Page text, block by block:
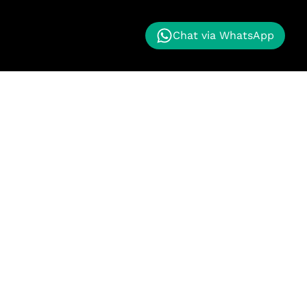
Chat via WhatsApp